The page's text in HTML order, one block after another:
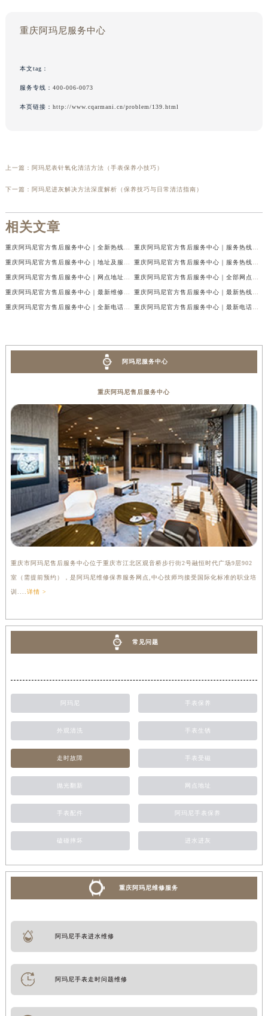
重庆阿玛尼服务中心
本文tag：
服务专线： 400-006-0073
本页链接： http://www.cqarmani.cn/problem/139.html
上一篇： 阿玛尼表针氧化清洁方法（手表保养小技巧）
下一篇： 阿玛尼进灰解决方法深度解析（保养技巧与日常清洁指南）
相关文章
阿玛尼服务中心
重庆阿玛尼售后服务中心
重庆市阿玛尼售后服务中心位于重庆市江北区观音桥步行街2号融恒时代广场9层902
室（需提前预约），是阿玛尼维修保养服务网点,中心技师均接受国际化标准的职业培
训....详情 >
常见问题
阿玛尼 手表保养
外观清洗 手表生锈
走时故障 手表受磁
抛光翻新 网点地址
手表配件 阿玛尼手表保养
磕碰摔坏 进水进灰
重庆阿玛尼维修服务
阿玛尼手表进水维修
阿玛尼手表走时问题维修